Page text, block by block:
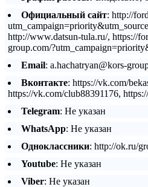
Официальный сайт: http://
http://www.datsun-tula.ru/, https://
group.com/
Email: a.hachatryan@kors-
Вконтакте: https://vk.com/
https://vk.com/club88391176,
Telegram: Не указан
WhatsApp: Не указан
Одноклассники: http://ok.ru/
Youtube: Не указан
Viber: Не указан